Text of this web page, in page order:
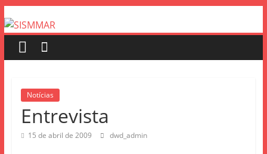
Notícias
Entrevista
15 de abril de 2009 dwd_admin